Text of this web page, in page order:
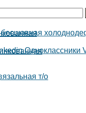
т/о
бесшовная
Одноклассники